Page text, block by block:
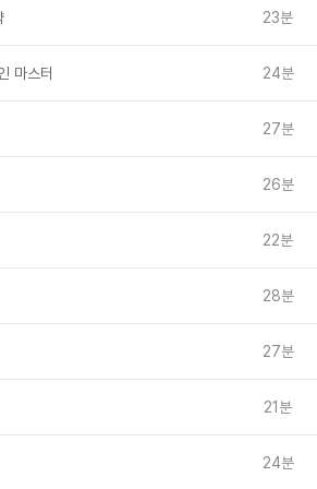
23분
마스터 24분
27분
26분
22분
28분
27분
21분
24분